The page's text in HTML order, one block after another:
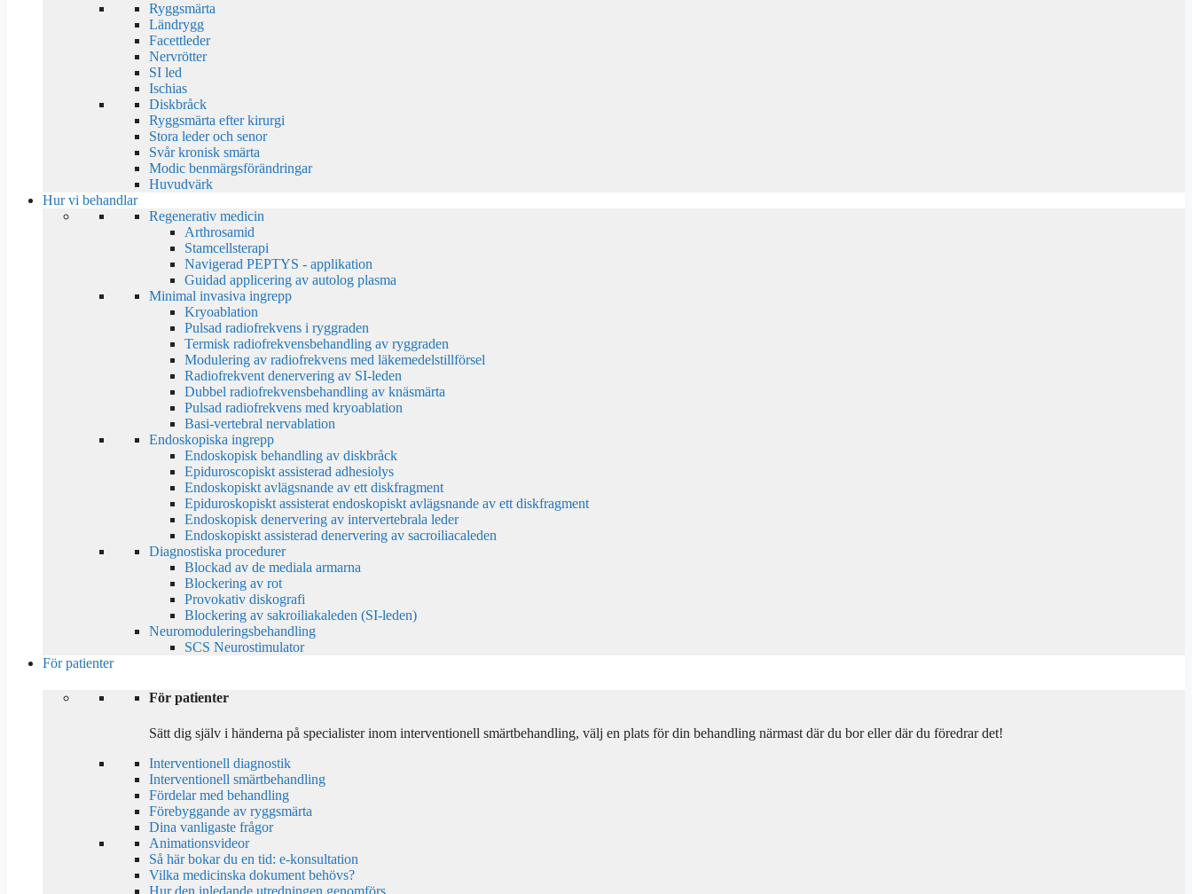
Ryggsmärta
Ländrygg
Facettleder
Nervrötter
SI led
Ischias
Diskbråck
Ryggsmärta efter kirurgi
Stora leder och senor
Svår kronisk smärta
Modic benmärgsförändringar
Huvudvärk
Hur vi behandlar
Regenerativ medicin
Arthrosamid
Stamcellsterapi
Navigerad PEPTYS - applikation
Guidad applicering av autolog plasma
Minimal invasiva ingrepp
Kryoablation
Pulsad radiofrekvens i ryggraden
Termisk radiofrekvensbehandling av ryggraden
Modulering av radiofrekvens med läkemedelstillförsel
Radiofrekvent denervering av SI-leden
Dubbel radiofrekvensbehandling av knäsmärta
Pulsad radiofrekvens med kryoablation
Basi-vertebral nervablation
Endoskopiska ingrepp
Endoskopisk behandling av diskbråck
Epiduroscopiskt assisterad adhesiolys
Endoskopiskt avlägsnande av ett diskfragment
Epiduroskopiskt assisterat endoskopiskt avlägsnande av ett diskfragment
Endoskopisk denervering av intervertebrala leder
Endoskopiskt assisterad denervering av sacroiliacaleden
Diagnostiska procedurer
Blockad av de mediala armarna
Blockering av rot
Provokativ diskografi
Blockering av sakroiliakaleden (SI-leden)
Neuromoduleringsbehandling
SCS Neurostimulator
För patienter
För patienter
Sätt dig själv i händerna på specialister inom interventionell smärtbehandling, välj en plats för din behandling närmast där du bor eller där du föredrar det!
Interventionell diagnostik
Interventionell smärtbehandling
Fördelar med behandling
Förebyggande av ryggsmärta
Dina vanligaste frågor
Animationsvideor
Så här bokar du en tid: e-konsultation
Vilka medicinska dokument behövs?
Hur den inledande utredningen genomförs